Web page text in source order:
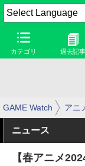
カテゴリ 過去記事
GAME Watch アニ
ニュース
【春アニメ